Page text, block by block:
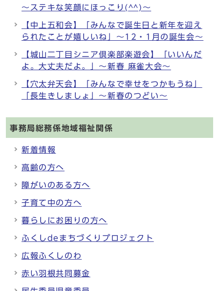
～ステキな笑顔にほっこり(^^)～
【中上五和会】「みんなで誕生日と新年を迎え
られたことが嬉しいね」～12・1月の誕生会～
【城山二丁目シニア倶楽部楽遊会】「いいんだ
よ。大丈夫だよ。」～新春 麻雀大会～
【穴太弁天会】「みんなで幸せをつかもうね」
「長生きしましょ」～新春のつどい～
事務局総務係地域福祉関係
新着情報
高齢の方へ
障がいのある方へ
子育て中の方へ
暮らしにお困りの方へ
ふくしdeまちづくりプロジェクト
広報ふくしのわ
赤い羽根共同募金